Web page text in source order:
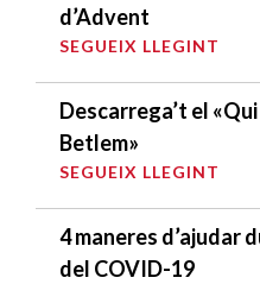
d’Advent
SEGUEIX LLEGINT
Descarrega’t el
Betlem»
SEGUEIX LLEGINT
4 maneres d’ajudar
del COVID-19